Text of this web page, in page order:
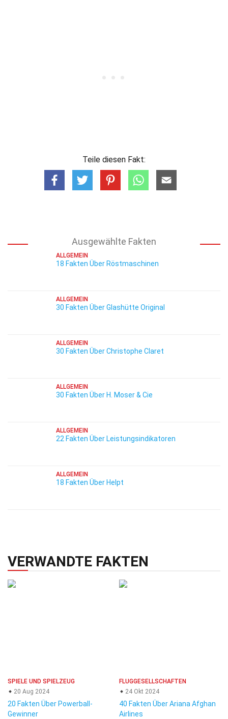
Teile diesen Fakt:
Ausgewählte Fakten
ALLGEMEIN
18 Fakten Über Röstmaschinen
ALLGEMEIN
30 Fakten Über Glashütte Original
ALLGEMEIN
30 Fakten Über Christophe Claret
ALLGEMEIN
30 Fakten Über H. Moser & Cie
ALLGEMEIN
22 Fakten Über Leistungsindikatoren
ALLGEMEIN
18 Fakten Über Helpt
VERWANDTE FAKTEN
SPIELE UND SPIELZEUG
20 Aug 2024
20 Fakten Über Powerball-
Gewinner
FLUGGESELLSCHAFTEN
24 Okt 2024
40 Fakten Über Ariana Afghan
Airlines